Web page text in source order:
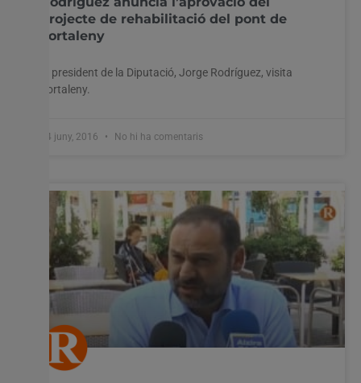
projecte de rehabilitació del pont de
Fortaleny
El president de la Diputació, Jorge Rodríguez, visita
Fortaleny.
24 juny, 2016 No hi ha comentaris